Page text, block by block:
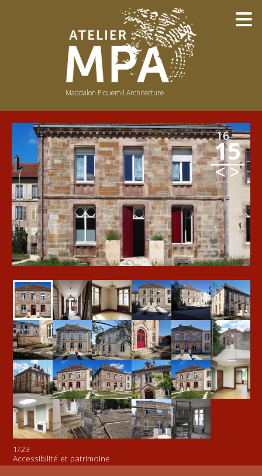
Maddalon Piquemil Architecture
NOTRE PHILOSOPHIE
NOTRE ÉQUIPE
BOIS
LUMIÈRE
COULEURS
PUBLICATIONS / PRIX
PUBLIC
RÉ-EMPLOI
AVANT-APRÈS
CONCEPTS
DU DESSIN À LA RÉALITÉ
EXTENSION
16
15
<>
1/23
Accessibilité et patrimoine